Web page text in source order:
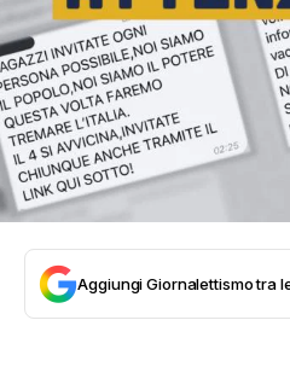
Aggiungi Giornalettismo tra